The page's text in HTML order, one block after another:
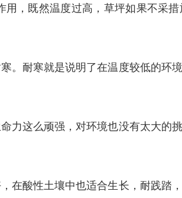
，既然温度过高，草坪如果不采
耐寒就是说明了在温度较低的环
这么顽强，对环境也没有太大的
酸性土壤中也适合生长，耐践踏